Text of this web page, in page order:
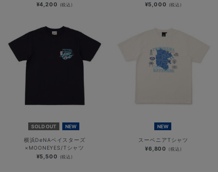
¥4,200 (税込) ¥5,000 (税込)
SOLD OUT NEW
横浜DeNAベイスターズ
×MOONEYES/Tシャツ
¥5,500 (税込)
NEW
スーベニアTシャツ
¥6,800 (税込)